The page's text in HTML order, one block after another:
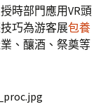
時部門應用VR頭
巧為游客展包養
、釀酒、祭奠等